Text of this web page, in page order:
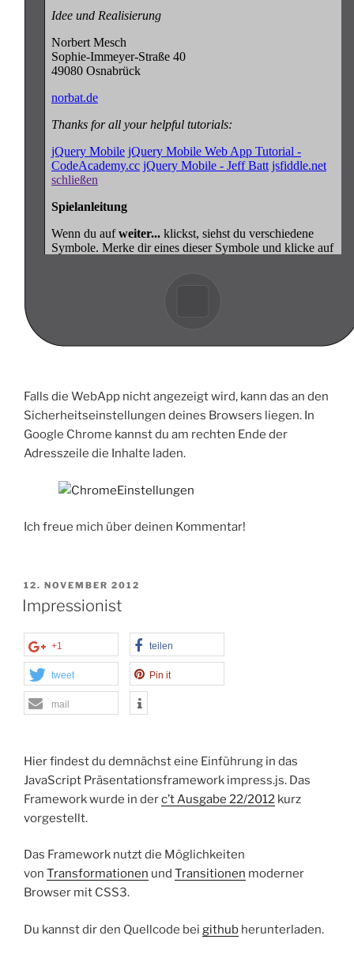
Falls die WebApp nicht angezeigt wird, kann das an den
Sicherheitseinstellungen deines Browsers liegen. In
Google Chrome kannst du am rechten Ende der
Adresszeile die Inhalte laden.
Ich freue mich über deinen Kommentar!
VERÖFFENTLICHT
AM
12. NOVEMBER 2012
Impressionist
+1 teilen
tweet Pin it
mail
Hier findest du demnächst eine Einführung in das
JavaScript Präsentationsframework impress.js. Das
Framework wurde in derc’t Ausgabe 22/2012 kurz
vorgestellt.
Das Framework nutzt die Möglichkeiten
von Transformationen und Transitionen moderner
Browser mit CSS3.
Du kannst dir den Quellcode bei github herunterladen.